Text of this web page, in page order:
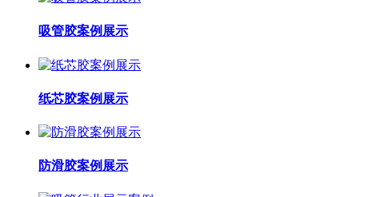
吸管胶案例展示
纸芯胶案例展示
防滑胶案例展示